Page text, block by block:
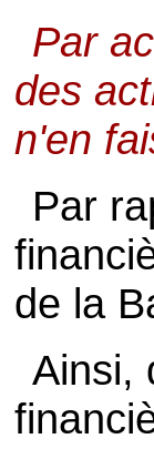
Par
des
n'en
Par
de la
Ainsi,